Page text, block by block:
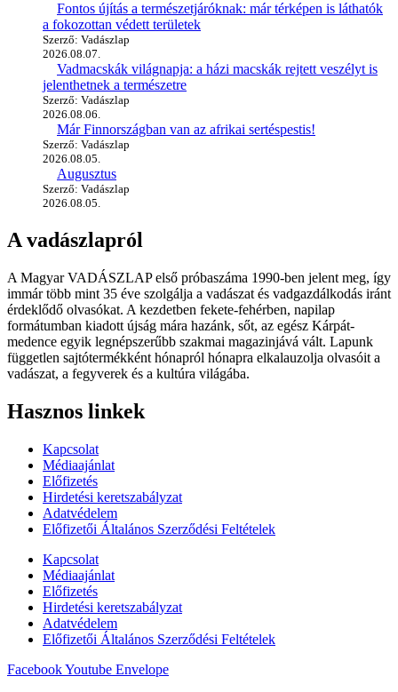
Fontos újítás a természetjáróknak: már térképen is láthatók
a fokozottan védett területek
Szerző: Vadászlap
2026.08.07.
Vadmacskák világnapja: a házi macskák rejtett veszélyt is
jelenthetnek a természetre
Szerző: Vadászlap
2026.08.06.
Már Finnországban van az afrikai sertéspestis!
Szerző: Vadászlap
2026.08.05.
Augusztus
Szerző: Vadászlap
2026.08.05.
A vadászlapról
A Magyar VADÁSZLAP első próbaszáma 1990-ben jelent meg, így
immár több mint 35 éve szolgálja a vadászat és vadgazdálkodás iránt
érdeklődő olvasókat. A kezdetben fekete-fehérben, napilap
formátumban kiadott újság mára hazánk, sőt, az egész Kárpát-
medence egyik legnépszerűbb szakmai magazinjává vált. Lapunk
független sajtótermékként hónapról hónapra elkalauzolja olvasóit a
vadászat, a fegyverek és a kultúra világába.
Hasznos linkek
Kapcsolat
Médiaajánlat
Előfizetés
Hirdetési keretszabályzat
Adatvédelem
Előfizetői Általános Szerződési Feltételek
Kapcsolat
Médiaajánlat
Előfizetés
Hirdetési keretszabályzat
Adatvédelem
Előfizetői Általános Szerződési Feltételek
FacebookYoutube Envelope